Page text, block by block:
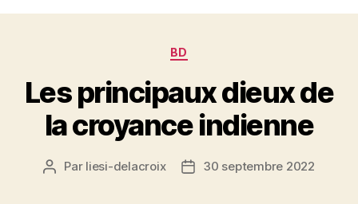
Catégories
BD
Les principaux dieux de
la croyance indienne
Auteur
Par liesi-delacroix
Date30 septembre 2022